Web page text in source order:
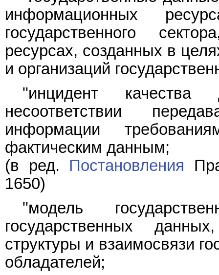
информационных
государственного
ресурсах, созданных в
и организаций
"инцидент
несоответствии
информации
фактическим данным;
(в ред. Постановления
1650)
"модель
государственных
структуры и взаимосвязи
обладателей;